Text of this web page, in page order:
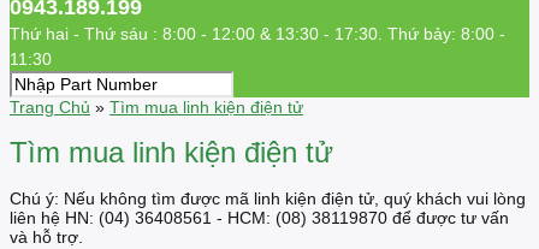
0943.189.199
Thứ hai - Thứ sáu : 8:00 - 12:00 & 13:30 - 17:30. Thứ bảy: 8:00 -
11:30
Trang Chủ » Tìm mua linh kiện điện tử
Tìm mua linh kiện điện tử
Chú ý: Nếu không tìm được mã linh kiện điện tử, quý khách vui lòng
liên hệ HN: (04) 36408561 - HCM: (08) 38119870 để được tư vấn
và hỗ trợ.